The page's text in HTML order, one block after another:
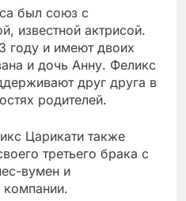
был союз с
известной актрисой.
году и имеют двоих
и дочь Анну. Феликс
друг друга в
родителей.
Царикати также
третьего брака с
вумен и
компании.